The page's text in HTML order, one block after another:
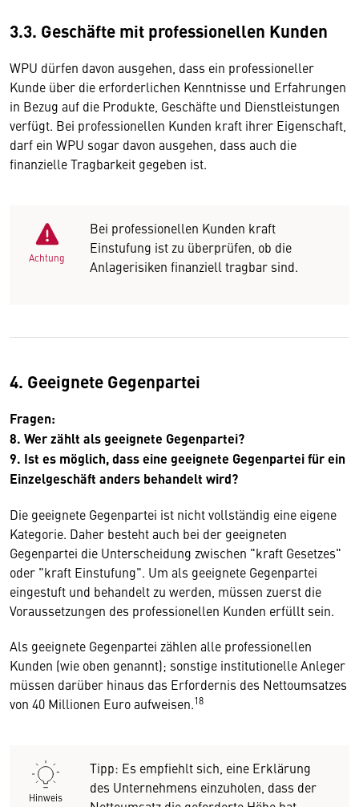
3.3. Geschäfte mit professionellen Kunden
WPU dürfen davon ausgehen, dass ein professioneller
Kunde über die erforderlichen Kenntnisse und Erfahrungen
in Bezug auf die Produkte, Geschäfte und Dienstleistungen
verfügt. Bei professionellen Kunden kraft ihrer Eigenschaft,
darf ein WPU sogar davon ausgehen, dass auch die
finanzielle Tragbarkeit gegeben ist.
Achtung
Bei professionellen Kunden kraft
Einstufung ist zu überprüfen, ob die
Anlagerisiken finanziell tragbar sind.
4. Geeignete Gegenpartei
Fragen:
8. Wer zählt als geeignete Gegenpartei?
9. Ist es möglich, dass eine geeignete Gegenpartei für ein
Einzelgeschäft anders behandelt wird?
Die geeignete Gegenpartei ist nicht vollständig eine eigene
Kategorie. Daher besteht auch bei der geeigneten
Gegenpartei die Unterscheidung zwischen "kraft Gesetzes"
oder "kraft Einstufung". Um als geeignete Gegenpartei
eingestuft und behandelt zu werden, müssen zuerst die
Voraussetzungen des professionellen Kunden erfüllt sein.
Als geeignete Gegenpartei zählen alle professionellen
Kunden (wie oben genannt); sonstige institutionelle Anleger
müssen darüber hinaus das Erfordernis des Nettoumsatzes
von 40 Millionen Euro aufweisen.18
Hinweis
Tipp: Es empfiehlt sich, eine Erklärung
des Unternehmens einzuholen, dass der